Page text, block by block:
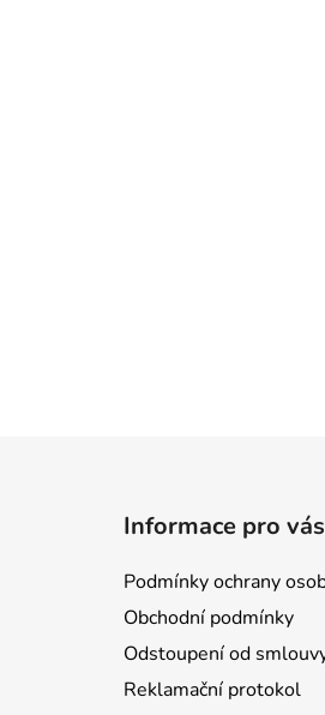
Informace pro vás
Podmínky ochrany
Obchodní podmínky
Odstoupení od
Reklamační protokol